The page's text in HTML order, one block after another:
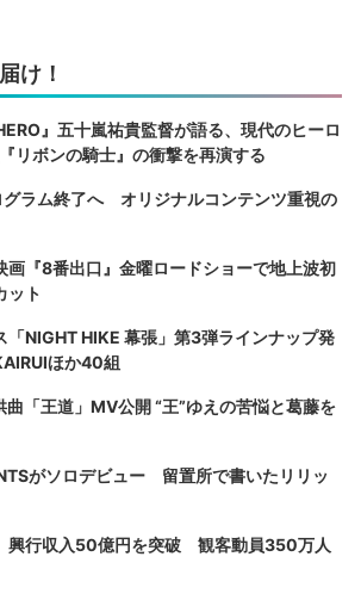
け！
』五十嵐祐貴監督が語る、現代のヒーロ
リボンの騎士』の衝撃を再演する
グラム終了へ オリジナルコンテンツ重視の
画『8番出口』金曜ロードショーで地上波初
ット
「NIGHT HIKE 幕張」第3弾ラインナップ発
ほか40組
「王道」MV公開 “王”ゆえの苦悩と葛藤を
がソロデビュー 留置所で書いたリリッ
興行収入50億円を突破 観客動員350万人